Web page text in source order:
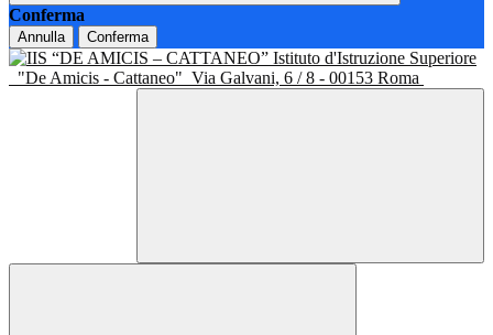
Conferma
Annulla Conferma
Istituto d'Istruzione Superiore
"De Amicis - Cattaneo" Via Galvani, 6 / 8 - 00153 Roma